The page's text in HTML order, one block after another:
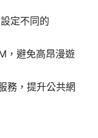
定不同的
，避免高昂漫遊
務，提升公共網